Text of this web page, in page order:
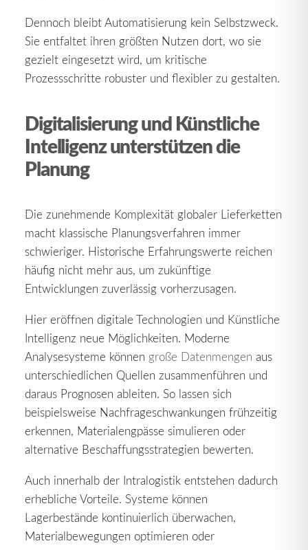
Dennoch bleibt Automatisierung kein Selbstzweck.
Sie entfaltet ihren größten Nutzen dort, wo sie
gezielt eingesetzt wird, um kritische
Prozessschritte robuster und flexibler zu gestalten.
Digitalisierung und Künstliche
Intelligenz unterstützen die
Planung
Die zunehmende Komplexität globaler Lieferketten
macht klassische Planungsverfahren immer
schwieriger. Historische Erfahrungswerte reichen
häufig nicht mehr aus, um zukünftige
Entwicklungen zuverlässig vorherzusagen.
Hier eröffnen digitale Technologien und Künstliche
Intelligenz neue Möglichkeiten. Moderne
Analysesysteme können große Datenmengen aus
unterschiedlichen Quellen zusammenführen und
daraus Prognosen ableiten. So lassen sich
beispielsweise Nachfrageschwankungen frühzeitig
erkennen, Materialengpässe simulieren oder
alternative Beschaffungsstrategien bewerten.
Auch innerhalb der Intralogistik entstehen dadurch
erhebliche Vorteile. Systeme können
Lagerbestände kontinuierlich überwachen,
Materialbewegungen optimieren oder